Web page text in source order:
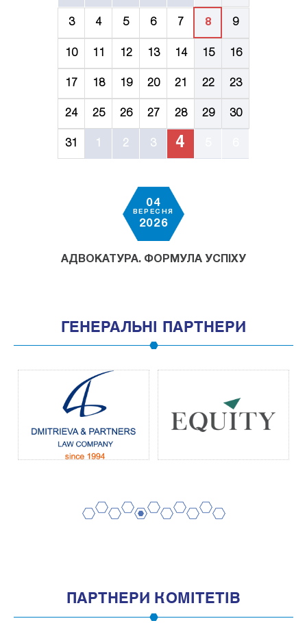
3 4 5 6 7 8 9
10 12 13 14 15 16
17 18 19 20 21 22 23
24 25 26 27 28 29 30
31 2 3 4
04
ВЕРЕСНЯ
2026
АДВОКАТУРА. ФОРМУЛА УСПІХУ
ГЕНЕРАЛЬНІ ПАРТНЕРИ
ПАРТНЕРИ КОМІТЕТІВ